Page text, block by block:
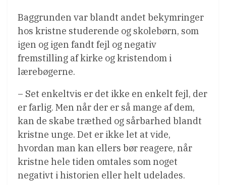
Baggrunden var blandt andet bekymringer
hos kristne studerende og skolebørn, som
igen og igen fandt fejl og negativ
fremstilling af kirke og kristendom i
lærebøgerne.
– Set enkeltvis er det ikke en enkelt fejl, der
er farlig. Men når der er så mange af dem,
kan de skabe træthed og sårbarhed blandt
kristne unge. Det er ikke let at vide,
hvordan man kan ellers bør reagere, når
kristne hele tiden omtales som noget
negativt i historien eller helt udelades.